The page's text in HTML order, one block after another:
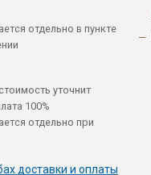
отдельно в пункте
уточнит
100%
отдельно при
доставки и оплаты